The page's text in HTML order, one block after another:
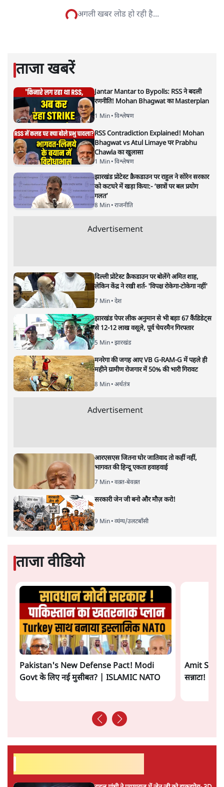
सत्य हिन्दी ऐपडाउनलोड करें
पवन उप्रेती
पवन उप्रेतीकी और स्टोरी पढ़ें
अगली खबर लोड हो रही है...
ताजा खबरें
Jantar Mantar to Bypolls: RSS ने बदली
RSS Contradiction Explained! Mohan
Bhagwat vs Atul Limaye पर Prabhu
Chawla का खुलासा
1 Min• विश्लेषण
झारखंड प्रोटेस्ट क्रैकडाउन पर राहुल ने सोरेन सरकार
को कटघरे में खड़ा किया:- ‘छात्रों पर बल प्रयोग
8 Min• राजनीति
Advertisement
दिल्ली प्रोटेस्ट क्रैकडाउन पर बोलेंगे अमित शाह,
झारखंड पेपर लीक अनुमान से भी बड़ाः 67 कैंडिडेट्स
से 12-12 लाख वसूले, पूर्व चेयरमैन गिरफ्तार
5 Min• झारखंड
मनरेगा की जगह आए VB G-RAM-G में पहले ही
8 Min• अर्थतंत्र
आरएसएस जितना घोर जातिवाद तो कहीं नहीं,
भागवत की हिन्दू एकता हवाहवाई
7 Min•वक़्त-बेवक़्त
सरकारी जेन जी बनो और मौज़ करो!
•व्यंग्य/उलटबाँसी